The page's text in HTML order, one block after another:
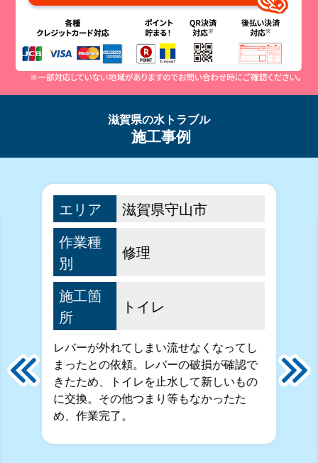
滋賀県の水トラブル
施工事例
エリア
滋賀県守山市
作業種
別
修理
施工箇
所
トイレ
レバーが外れてしまい流せなくなってし
まったとの依頼。レバーの破損が確認で
きたため、トイレを止水して新しいもの
に交換。その他つまり等もなかったた
め、作業完了。